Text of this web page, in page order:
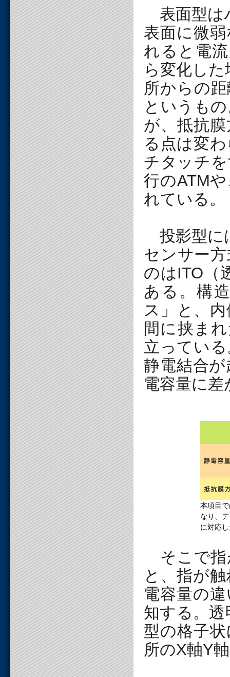
表面型は
表面に微
れると電
ら変化し
所からの
というも
が、抵抗
る点は変
チタッチ
行のATM
れている。
投影型に
センサー
のはITO（
ある。構
ス」と、
間に挟ま
立ってい
静電結合
電容量に
本項目
なり、
に対応
そこで指
と、指が
電容量の
知する。
型の格子
所のX軸Y